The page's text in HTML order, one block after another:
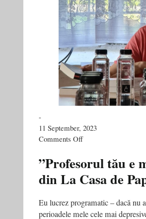
-
11 September, 2023
Comments Offon
fugi
Untold
Gheboasa?
Doar
”Profesorul tău e
din La Casa de
Eu lucrez programatic – dacă nu
perioadele mele cele mai